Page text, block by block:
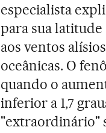
especialista
para sua latitude
aos ventos
oceânicas. O
quando o
inferior a 1,7
"extraordinário"